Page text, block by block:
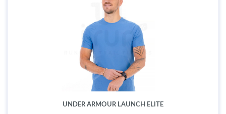
UNDER ARMOUR LAUNCH ELITE